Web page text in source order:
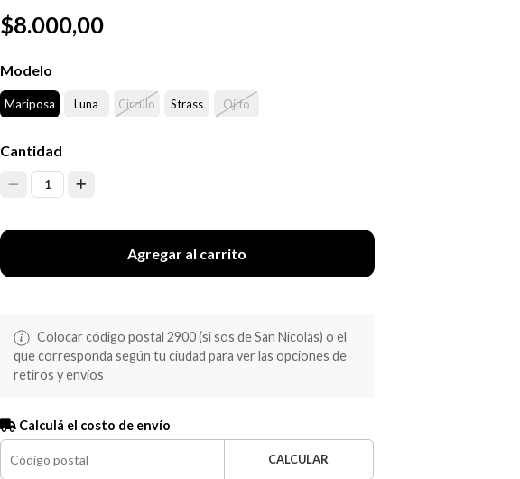
$8.000,00
Modelo
Mariposa Luna Circulo Strass Ojito
Cantidad
1
Agregar al carrito
Colocar código postal 2900 (si sos de San Nicolás) o el
que corresponda según tu ciudad para ver las opciones de
retiros y envíos
Calculá el costo de envío
CALCULAR